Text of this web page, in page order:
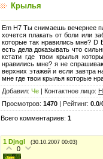
Крылья
Em H7 Ты снимаешь вечернее
хочется плакать от боли или
которые так нравились мне?
есть дела доказывать что
кстати где твои крылья
нравились мне? я не
верхних этажей и если завтра
мне где твои крылья которые
Добавил: Че | Контактное лицо:
Просмотров: 1470 | Рейтинг: 0.0/
Всего комментариев: 1
1 Djngl (30.10.2007 00:03)
0